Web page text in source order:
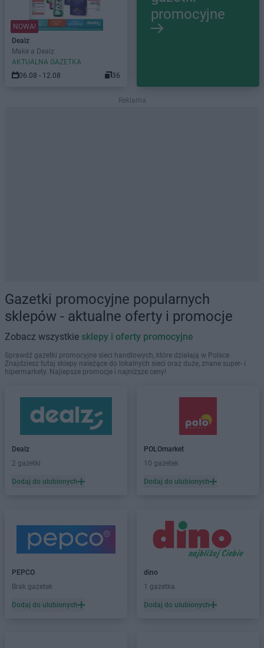
NOWA!
Dealz
Make a Dealz
AKTUALNA GAZETKA
06.08 - 12.08
36
promocyjne
Reklama
Gazetki promocyjne popularnych
sklepów - aktualne oferty i promocje
Zobacz wszystkie sklepy i oferty promocyjne
Sprawdź gazetki promocyjne sieci handlowych, które działają w Polsce.
Znajdziesz tutaj sklepy należące do lokalnych sieci oraz duże, znane super- i
hipermarkety. Najlepsze promocje i najniższe ceny!
Dealz
2 gazetki
Dodaj do ulubionych
POLOmarket
10 gazetek
Dodaj do ulubionych
PEPCO
Brak gazetek
Dodaj do ulubionych
dino
1 gazetka
Dodaj do ulubionych